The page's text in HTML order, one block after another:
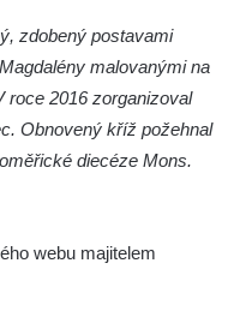
a K
Velešíně
zdobený postavami
malovanými na
roce 2016 zorganizoval
Obnovený kříž požehnal
diecéze Mons.
webu majitelem